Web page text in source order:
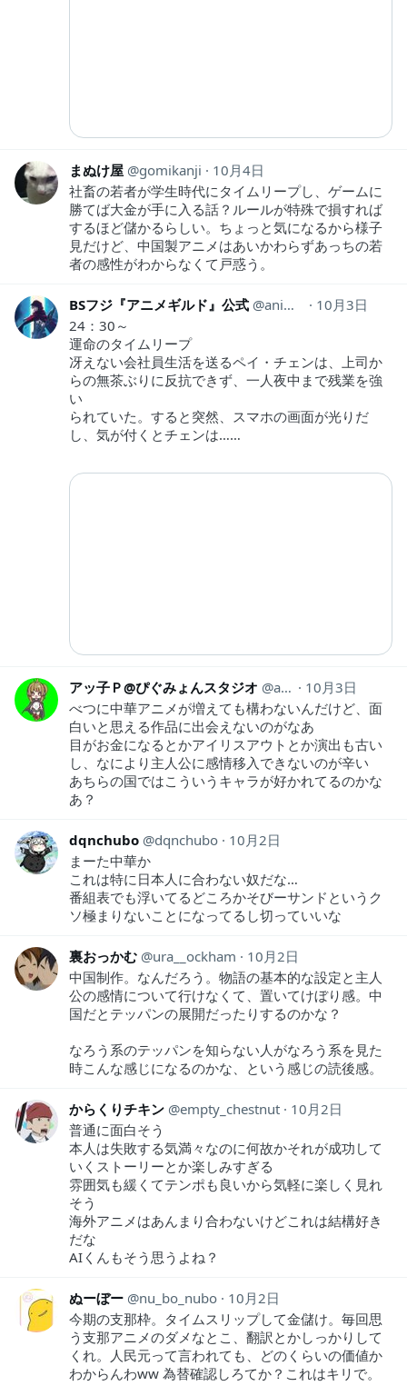
まぬけ屋 gomikanji
10月4日
社畜の若者が学生時代にタイムリープし、ゲームに
勝てば大金が手に入る話？ルールが特殊で損すれば
するほど儲かるらしい。ちょっと気になるから様子
見だけど、中国製アニメはあいかわらずあっちの若
者の感性がわからなくて戸惑う。
BSフジ『アニメギルド』公式 animeguild_bs8
10月3日
24：30～
運命のタイムリープ
冴えない会社員生活を送るペイ・チェンは、上司か
らの無茶ぶりに反抗できず、一人夜中まで残業を強
い
られていた。すると突然、スマホの画面が光りだ
し、気が付くとチェンは……
アッ子Ｐ@ぴぐみょんスタジオ akkopx
10月3日
べつに中華アニメが増えても構わないんだけど、面
白いと思える作品に出会えないのがなあ
目がお金になるとかアイリスアウトとか演出も古い
し、なにより主人公に感情移入できないのが辛い
あちらの国ではこういうキャラが好かれてるのかな
あ？
dqnchubo dqnchubo
10月2日
まーた中華か
これは特に日本人に合わない奴だな…
番組表でも浮いてるどころかそびーサンドというク
ソ極まりないことになってるし切っていいな
裏おっかむ ura__ockham
10月2日
中国制作。なんだろう。物語の基本的な設定と主人
公の感情について行けなくて、置いてけぼり感。中
国だとテッパンの展開だったりするのかな？
なろう系のテッパンを知らない人がなろう系を見た
時こんな感じになるのかな、という感じの読後感。
からくりチキン empty_chestnut
10月2日
普通に面白そう
本人は失敗する気満々なのに何故かそれが成功して
いくストーリーとか楽しみすぎる
雰囲気も緩くてテンポも良いから気軽に楽しく見れ
そう
海外アニメはあんまり合わないけどこれは結構好き
だな
AIくんもそう思うよね？
ぬーぼー nu_bo_nubo
10月2日
今期の支那枠。タイムスリップして金儲け。毎回思
う支那アニメのダメなとこ、翻訳とかしっかりして
くれ。人民元って言われても、どのくらいの価値か
わからんわww 為替確認しろてか？これはキリで。